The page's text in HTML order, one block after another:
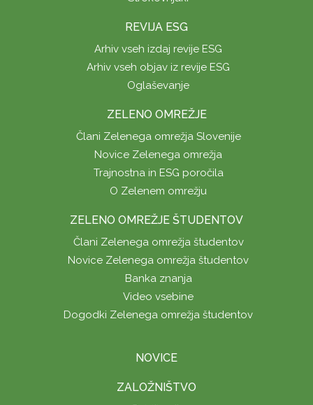
REVIJA ESG
Arhiv vseh izdaj revije ESG
Arhiv vseh objav iz revije ESG
Oglaševanje
ZELENO OMREŽJE
Člani Zelenega omrežja Slovenije
Novice Zelenega omrežja
Trajnostna in ESG poročila
O Zelenem omrežju
ZELENO OMREŽJE ŠTUDENTOV
Člani Zelenega omrežja študentov
Novice Zelenega omrežja študentov
Banka znanja
Video vsebine
Dogodki Zelenega omrežja študentov
NOVICE
ZALOŽNIŠTVO